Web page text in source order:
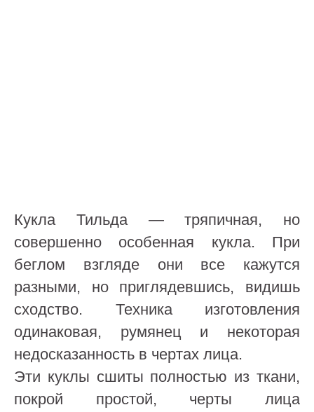
Кукла Тильда — тряпичная, но
совершенно особенная кукла. При
беглом взгляде они все кажутся
разными, но приглядевшись, видишь
сходство. Техника изготовления
одинаковая, румянец и некоторая
недосказанность в чертах лица.
Эти куклы сшиты полностью из ткани,
покрой простой, черты лица